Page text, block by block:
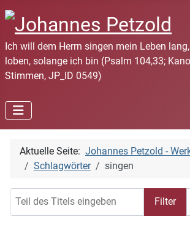
Ich will dem Herrn singen mein Leben
loben, solange ich bin (Psalm 104,33;
Stimmen, JP_ID 0549)
Aktuelle Seite: Johannes Petzold -
Schlagwörter
singen
Filter